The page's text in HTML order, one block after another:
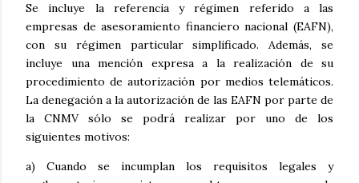
Se incluye la referencia y régimen referido a las
empresas de asesoramiento financiero nacional (EAFN),
con su régimen particular simplificado. Además, se
incluye una mención expresa a la realización de su
procedimiento de autorización por medios telemáticos.
La denegación a la autorización de las EAFN por parte de
la CNMV sólo se podrá realizar por uno de los
siguientes motivos:
a) Cuando se incumplan los requisitos legales y